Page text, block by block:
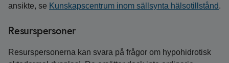
ansikte, se Kunskapscentrum inom sällsynta hälsotillstånd.
Resurspersoner
Resurspersonerna kan svara på frågor om hypohidrotisk